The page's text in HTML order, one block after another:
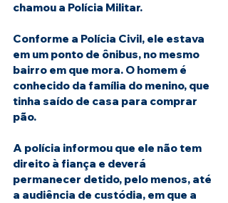
chamou a Polícia Militar.
Conforme a Polícia Civil, ele estava
em um ponto de ônibus, no mesmo
bairro em que mora. O homem é
conhecido da família do menino, que
tinha saído de casa para comprar
pão.
A polícia informou que ele não tem
direito à fiança e deverá
permanecer detido, pelo menos, até
a audiência de custódia, em que a